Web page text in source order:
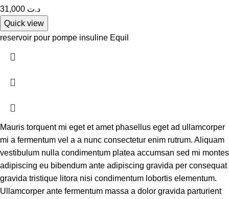
د.ت
Quick view
reservoir pour pompe insuline Equil
Mauris torquent mi eget et amet phasellus eget ad ullamcorper
mi a fermentum vel a a nunc consectetur enim rutrum. Aliquam
vestibulum nulla condimentum platea accumsan sed mi montes
adipiscing eu bibendum ante adipiscing gravida per consequat
gravida tristique litora nisi condimentum lobortis elementum.
Ullamcorper ante fermentum massa a dolor gravida parturient